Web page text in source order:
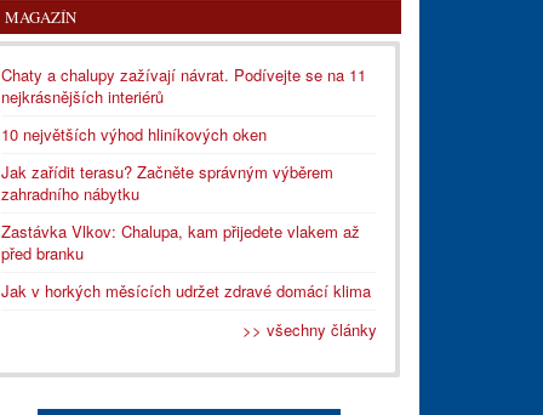
MAGAZÍN
Chaty a chalupy zažívají návrat. Podívejte se na 11
nejkrásnějších interiérů
10 největších výhod hliníkových oken
Jak zařídit terasu? Začněte správným výběrem
zahradního nábytku
Zastávka Vlkov: Chalupa, kam přijedete vlakem až
před branku
Jak v horkých měsících udržet zdravé domácí klima
>> všechny články